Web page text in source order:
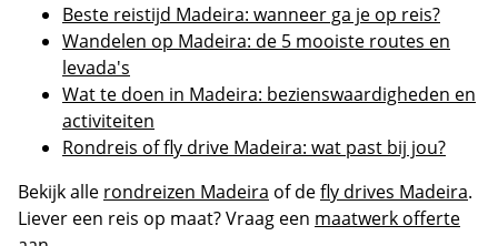
Beste reistijd Madeira: wanneer ga je op reis?
Wandelen op Madeira: de 5 mooiste routes en
levada's
Wat te doen in Madeira: bezienswaardigheden en
activiteiten
Rondreis of fly drive Madeira: wat past bij jou?
Bekijk alle rondreizen Madeira of defly drives Madeira.
Liever een reis op maat? Vraag een maatwerk offerte